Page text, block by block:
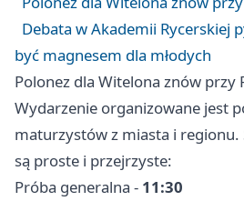
Debata w Akademii Rycerskiej
być magnesem dla młodych
Polonez dla Witelona znów przy
Wydarzenie organizowane jest
maturzystów z miasta i regionu.
są proste i przejrzyste:
Próba generalna - 11:30